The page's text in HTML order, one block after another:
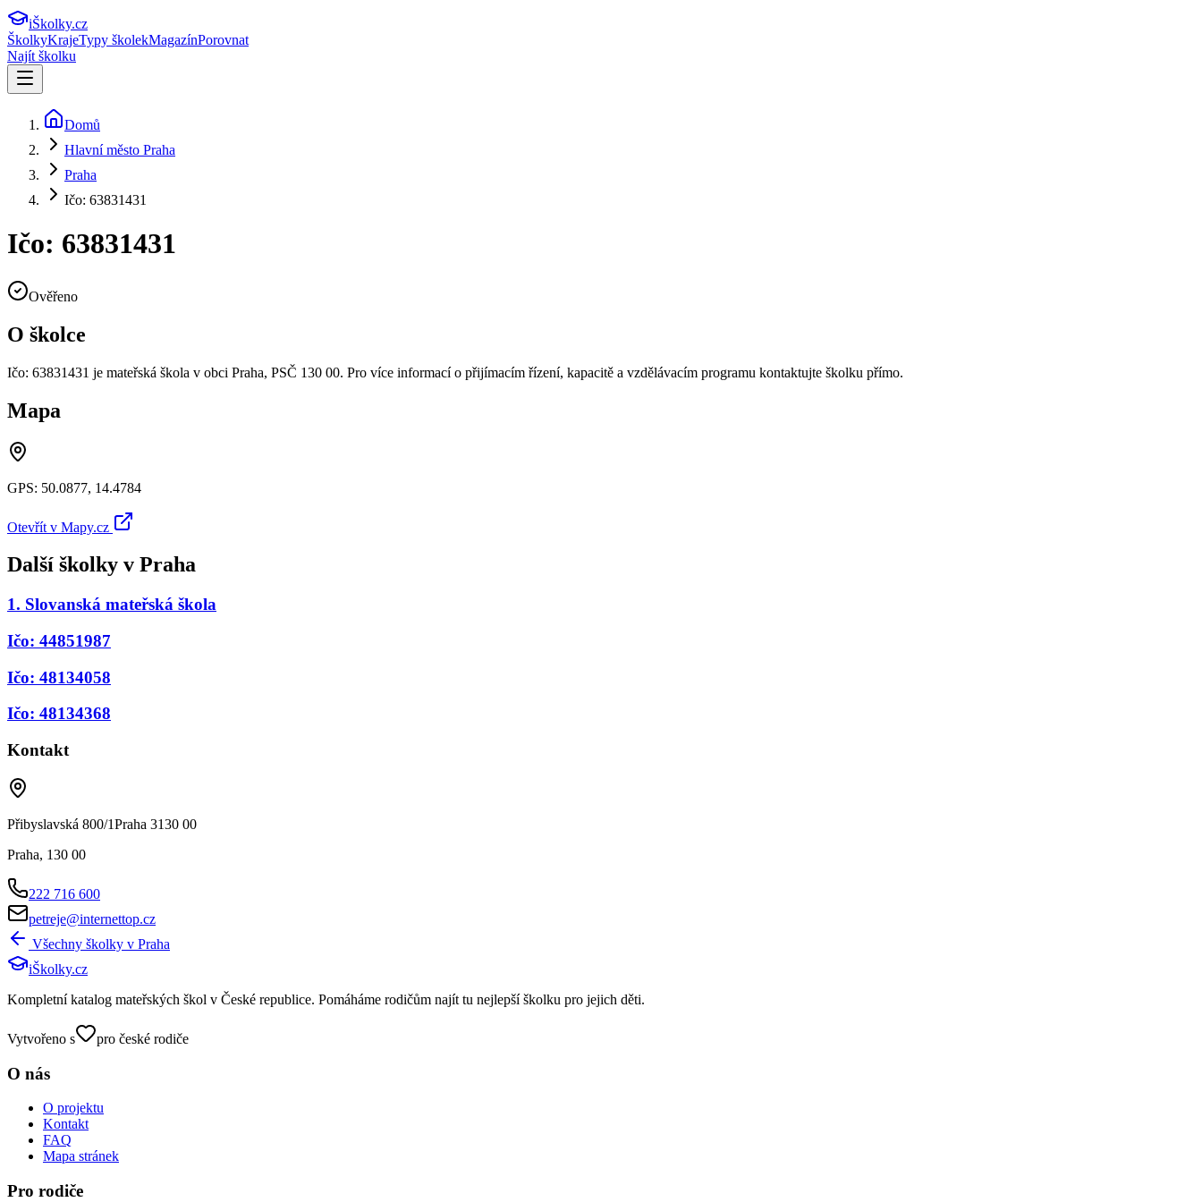
iŠkolky.cz
ŠkolkyKrajeTypy školekMagazínPorovnat
Najít školku
Domů
Hlavní město Praha
Praha
Ičo: 63831431
Ičo: 63831431
Ověřeno
O školce
Ičo: 63831431 je mateřská škola v obci Praha, PSČ 130 00. Pro více informací o přijímacím řízení, kapacitě a vzdělávacím programu kontaktujte školku přímo.
Mapa
GPS: 50.0877, 14.4784
Otevřít v Mapy.cz
Další školky v Praha
1. Slovanská mateřská škola
Ičo: 44851987
Ičo: 48134058
Ičo: 48134368
Kontakt
Přibyslavská 800/1Praha 3130 00
Praha, 130 00
222 716 600
petreje@internettop.cz
Všechny školky v Praha
iŠkolky.cz
Kompletní katalog mateřských škol v České republice. Pomáháme rodičům najít tu nejlepší školku pro jejich děti.
Vytvořeno s pro české rodiče
O nás
O projektu
Kontakt
FAQ
Mapa stránek
Pro rodiče